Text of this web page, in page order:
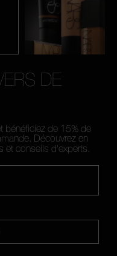
DE
bénéficiez de 15% de
Découvrez en
et conseils d'experts.